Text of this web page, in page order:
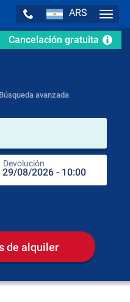
ARS
Cancelación gratuita
Búsqueda avanzada
Devolución
de alquiler